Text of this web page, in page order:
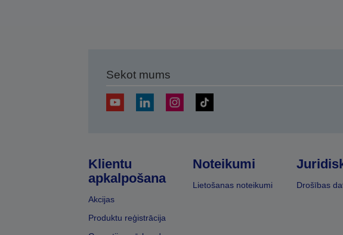
Sekot mums
Klientu
apkalpošana
Akcijas
Produktu reģistrācija
Noteikumi
Lietošanas noteikumi Drošības